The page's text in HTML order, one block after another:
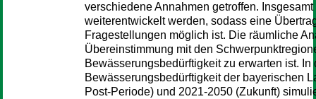
verschiedene Annahmen getroffen.
weiterentwickelt werden, sodass eine
Fragestellungen möglich ist. Die räumliche
Übereinstimmung mit den
Bewässerungsbedürftigkeit zu erwarten ist.
Bewässerungsbedürftigkeit der bayerischen
Post-Periode) und 2021-2050 (Zukunft)